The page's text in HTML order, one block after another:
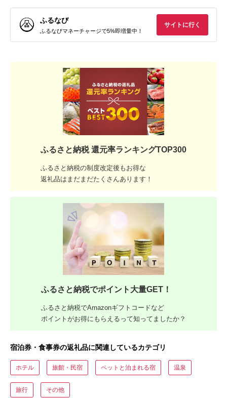
ふるなび
ふるなびマネーチャージで5%即増量中！
サイトに行く
ふるさと納税 還元率ランキングTOP300
ふるさと納税の制度改定後もお得な
返礼品はまだまだたくさんあります！
ふるさと納税でポイント大量GET！
ふるさと納税でAmazonギフトコードなど
ポイントがお得にもらえるって知ってましたか？
宿泊券・食事券の返礼品に関連しているカテゴリ
ホテル 旅館・民宿 ペットと泊まれる宿 温泉
旅行 その他